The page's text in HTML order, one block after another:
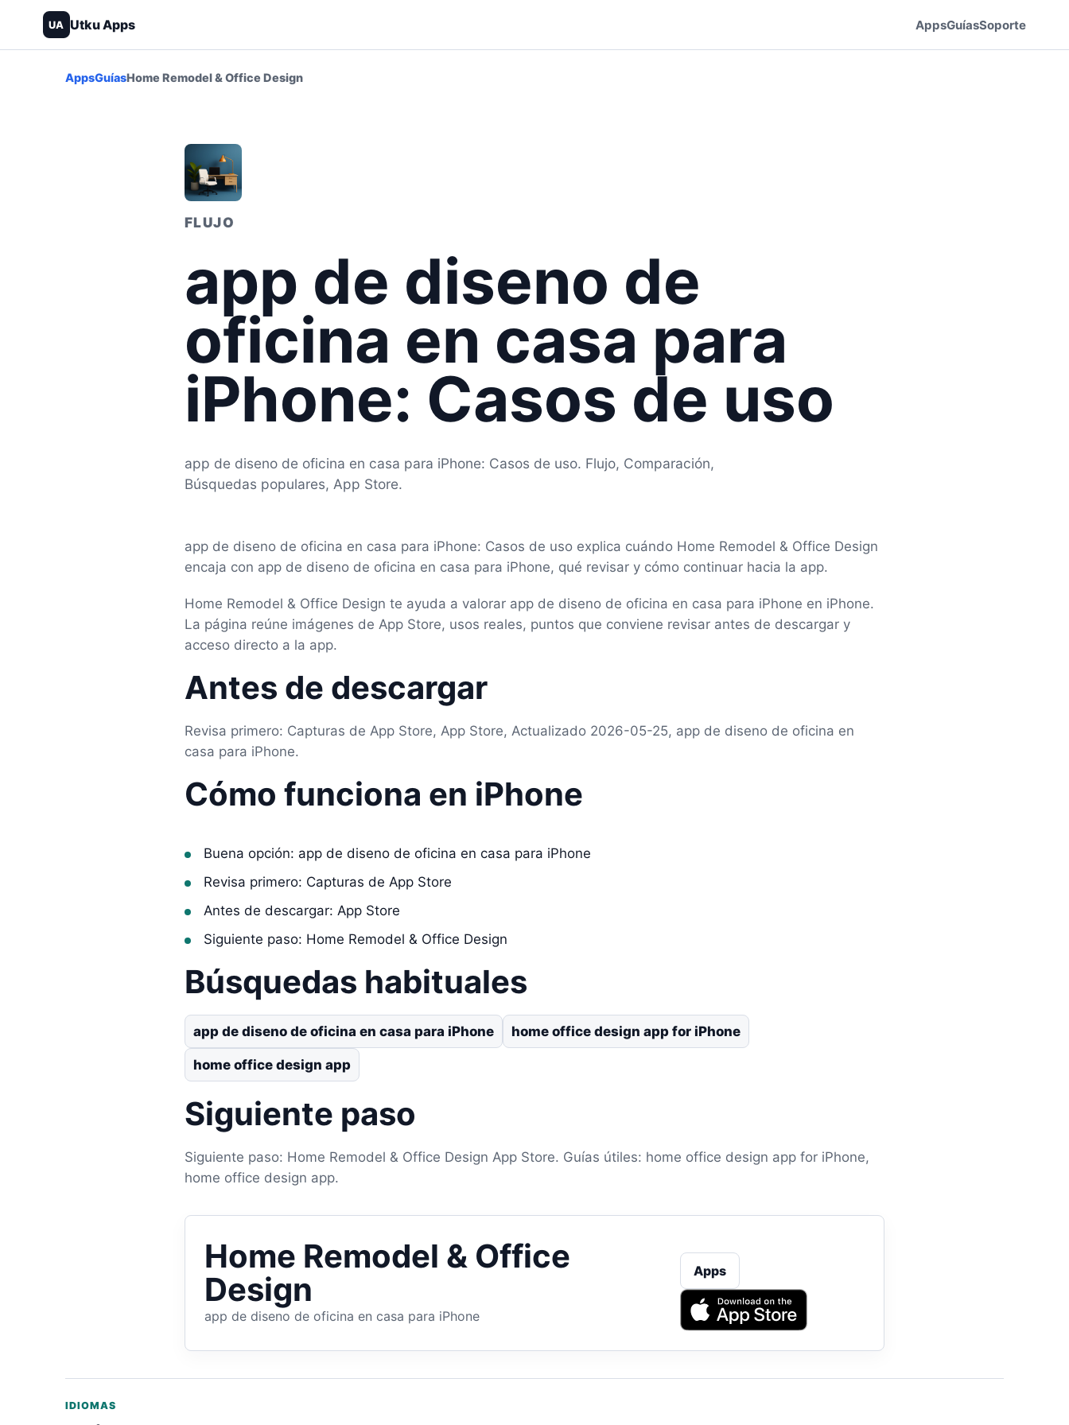
UA Utku Apps AppsGuíasSoporte
AppsGuíasHome Remodel & Office Design
FLUJO
app de diseno de
oficina en casa para
iPhone: Casos de uso
app de diseno de oficina en casa para iPhone: Casos de uso. Flujo, Comparación,
Búsquedas populares, App Store.
app de diseno de oficina en casa para iPhone: Casos de uso explica cuándo Home Remodel & Office Design
encaja con app de diseno de oficina en casa para iPhone, qué revisar y cómo continuar hacia la app.
Home Remodel & Office Design te ayuda a valorar app de diseno de oficina en casa para iPhone en iPhone.
La página reúne imágenes de App Store, usos reales, puntos que conviene revisar antes de descargar y
acceso directo a la app.
Antes de descargar
Revisa primero: Capturas de App Store, App Store, Actualizado 2026-05-25, app de diseno de oficina en
casa para iPhone.
Cómo funciona en iPhone
Buena opción: app de diseno de oficina en casa para iPhone
Revisa primero: Capturas de App Store
Antes de descargar: App Store
Siguiente paso: Home Remodel & Office Design
Búsquedas habituales
app de diseno de oficina en casa para iPhone home office design app for iPhone
home office design app
Siguiente paso
Siguiente paso: Home Remodel & Office Design App Store. Guías útiles: home office design app for iPhone,
home office design app.
Home Remodel & Office
Design
app de diseno de oficina en casa para iPhone
Apps
IDIOMAS